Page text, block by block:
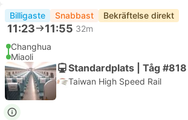
Billigaste Snabbast Bekräftelse direkt
11:23 11:55 32m
Changhua
Miaoli
Standardplats | Tåg #818
Taiwan High Speed Rail